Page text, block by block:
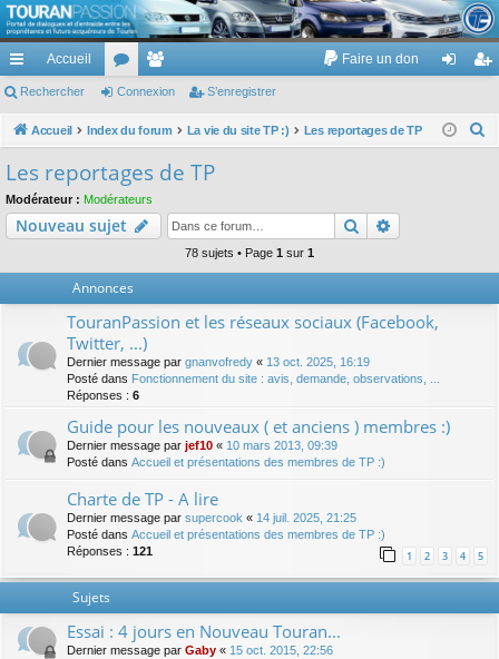
TouranPassion
Le forum des propriétaires ou futurs acquéreurs du Volkswagen Touran
cc
ès
pi
de
Accueil
or
u
e
m
Faire un don
ne nr
Rechercher Connexion S’enregistrer
Accueil Index du forum La vie du site TP :) Les reportages de TP
c
Les reportages de TP
Modérateur : Modérateurs
Nouveau sujet Rechercher
78 sujets • Page 1 sur 1
Annonces
TouranPassion et les réseaux sociaux (Facebook,
Twitter, ...)
Dernier message par gnanvofredy « 13 oct. 2025, 16:19
Posté dans Fonctionnement du site : avis, demande, observations, ...
Réponses : 6
Guide pour les nouveaux ( et anciens ) membres :)
Dernier message par jef10 « 10 mars 2013, 09:39
Posté dans Accueil et présentations des membres de TP :)
Charte de TP - A lire
Dernier message par supercook « 14 juil. 2025, 21:25
Posté dans Accueil et présentations des membres de TP :)
Réponses : 121 1 2 3 4 5
Sujets
Essai : 4 jours en Nouveau Touran...
Dernier message par Gaby « 15 oct. 2015, 22:56